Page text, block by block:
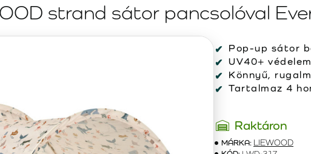
strand sátor pancsolóval
Pop-up sátor
UV40+
Könnyű,
Tartalmaz 4
Raktáron
MÁRKA: LIEWOOD